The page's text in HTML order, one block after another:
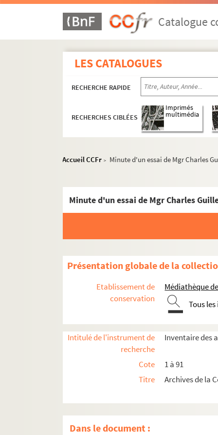
Catalogue
LES CATALOGUES
RECHERCHE RAPIDE
RECHERCHES CIBLÉES
Imprimés
multimédia
Accueil CCFr > Minute d'un essai de Mgr Charles
Présentation globale de la
Etablissement de
conservation
Médiathèque
Tous
Intitulé de l'instrument de
recherche
Inventaire des
Cote
1 à 91
Titre
Archives de la
Dans le document :
Ancienne confrérie dissoute le 18 mars 1792
Confrérie rétablie le 2 février 1877